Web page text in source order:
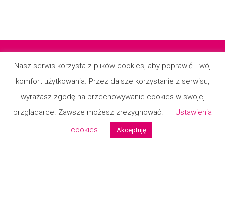
Polityka prywatności
Nasz serwis korzysta z plików cookies, aby poprawić Twój
komfort użytkowania. Przez dalsze korzystanie z serwisu,
wyrażasz zgodę na przechowywanie cookies w swojej
przglądarce. Zawsze możesz zrezygnować.
Ustawienia
cookies
Akceptuję
kupił/a
Sukienka Alice 3 Kolory ×